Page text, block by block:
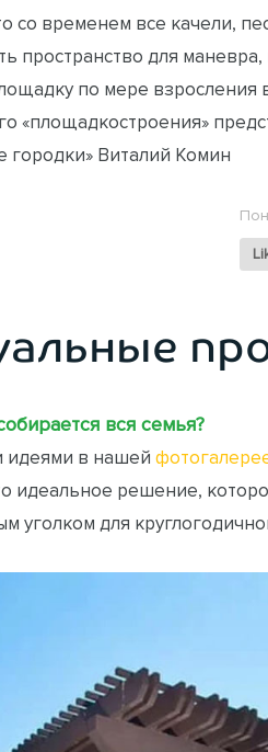
со временем все качели,
пространство для
по мере взросления
«площадкостроения»
Виталий Комин
вся семья?
идеями в нашей
идеальное решение,
уголком для